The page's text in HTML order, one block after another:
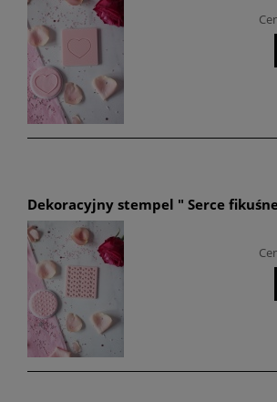
Dekoracyjny stempel " Serce